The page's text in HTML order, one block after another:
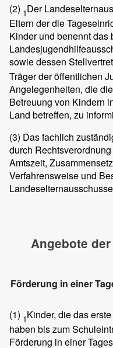
(2) 1Der
Eltern der die
Kinder und benennt das
sowie dessen
Träger der öffentlichen
Angelegenheiten, die
Betreuung von Kindern
Land betreffen, zu
(3) Das fachlich
durch
Amtszeit,
Verfahrensweise und
Angebote
Förderung in einer
(1) 1Kinder, die das
haben bis zum
Förderung in einer